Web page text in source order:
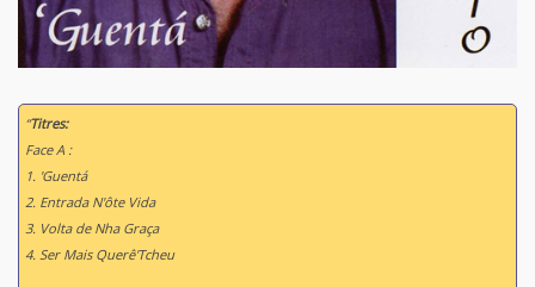
“Titres:
Face A :
1. 'Guentá
2. Entrada N'ôte Vida
3. Volta de Nha Graça
4. Ser Mais Querê'Tcheu